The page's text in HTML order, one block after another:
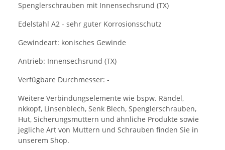
Spenglerschrauben mit Innensechsrund (TX)
Edelstahl A2 - sehr guter Korrosionsschutz
Gewindeart: konisches Gewinde
Antrieb: Innensechsrund (TX)
Verfügbare Durchmesser: -
Weitere Verbindungselemente wie bspw. Rändel,
nkkopf, Linsenblech, Senk Blech, Spenglerschrauben,
Hut, Sicherungsmuttern und ähnliche Produkte sowie
jegliche Art von Muttern und Schrauben finden Sie in
unserem Shop.